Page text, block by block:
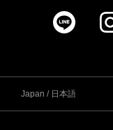
Japan / 日本語